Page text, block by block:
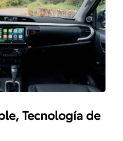
Tecnología de